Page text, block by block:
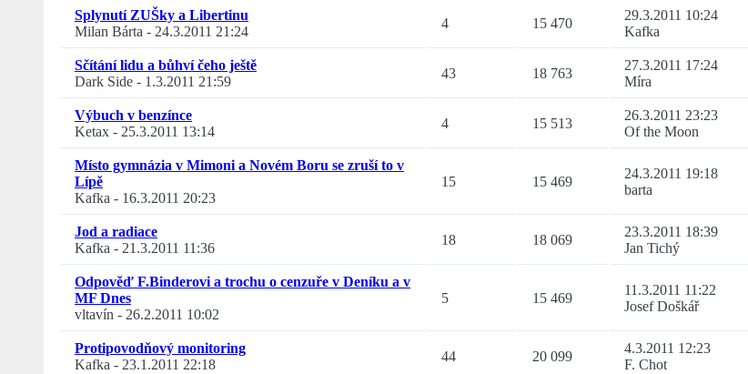
Splynutí ZUŠky a Libertinu
Milan Bárta - 24.3.2011 21:24
4 15 470
29.3.2011 10:24
Kafka
Sčítání lidu a bůhví čeho ještě
Dark Side - 1.3.2011 21:59
43 18 763
27.3.2011 17:24
Míra
Výbuch v benzínce
Ketax - 25.3.2011 13:14
4 15 513
26.3.2011 23:23
Of the Moon
Místo gymnázia v Mimoni a Novém Boru se zruší to v
Lípě
Kafka - 16.3.2011 20:23
15 15 469
24.3.2011 19:18
barta
Jod a radiace
Kafka - 21.3.2011 11:36
18 18 069
23.3.2011 18:39
Jan Tichý
Odpověď F.Binderovi a trochu o cenzuře v Deníku a v
MF Dnes
vltavín - 26.2.2011 10:02
5 15 469
11.3.2011 11:22
Josef Doškář
Protipovodňový monitoring
Kafka - 23.1.2011 22:18
44 20 099
4.3.2011 12:23
F. Chot